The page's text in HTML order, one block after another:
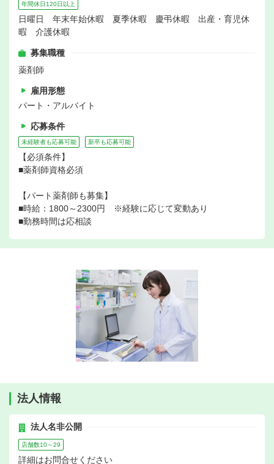
年間休日120日以上
日曜日 年末年始休暇 夏季休暇 慶弔休暇 出産・育児休
暇 介護休暇
募集職種
薬剤師
雇用形態
パート・アルバイト
応募条件
未経験者も応募可能 新卒も応募可能
【必須条件】
■薬剤師資格必須
【パート薬剤師も募集】
■時給：1800～2300円 ※経験に応じて変動あり
■勤務時間は応相談
法人情報
法人名非公開
店舗数10～29
詳細はお問合せください